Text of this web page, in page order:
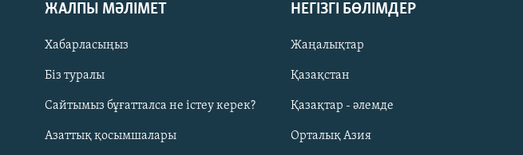
Русский
ЖАЗЫЛЫҢЫЗ
ЖАЛПЫ МӘЛІМЕТ
Хабарласыңыз
Біз туралы
Сайтымыз бұғатталса не істеу керек?
Азаттық қосымшалары
НЕГІЗГІ БӨЛІМДЕР
Жаңалықтар
Қазақстан
Қазақтар - әлемде
Орталық Азия